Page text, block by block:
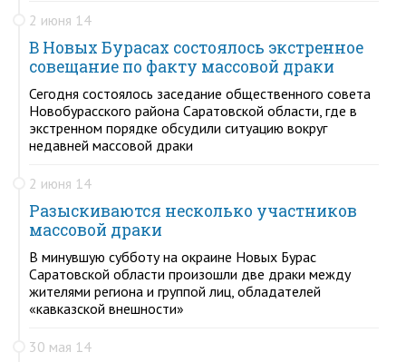
2 июня 14
В Новых Бурасах состоялось экстренное
совещание по факту массовой драки
Сегодня состоялось заседание общественного совета
Новобурасского района Саратовской области, где в
экстренном порядке обсудили ситуацию вокруг
недавней массовой драки
2 июня 14
Разыскиваются несколько участников
массовой драки
В минувшую субботу на окраине Новых Бурас
Саратовской области произошли две драки между
жителями региона и группой лиц, обладателей
«кавказской внешности»
30 мая 14